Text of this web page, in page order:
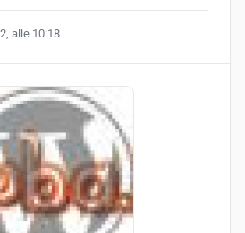
alle 10:18